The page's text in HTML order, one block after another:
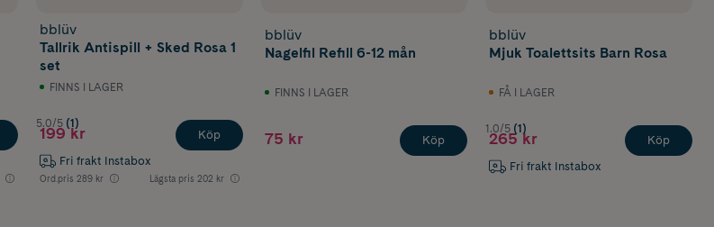
bblüv
Tallrik Antispill + Sked Rosa 1
set
FINNS I LAGER
5.0/5 (1)
199 kr
Fri frakt Instabox
Ord.pris 289 kr Lägsta pris 202 kr
Köp
bblüv
Nagelfil Refill 6-12 mån
FINNS I LAGER
75 kr Köp
bblüv
Mjuk Toalettsits Barn Rosa
FÅ I LAGER
1.0/5 (1)
265 kr
Fri frakt Instabox
Köp